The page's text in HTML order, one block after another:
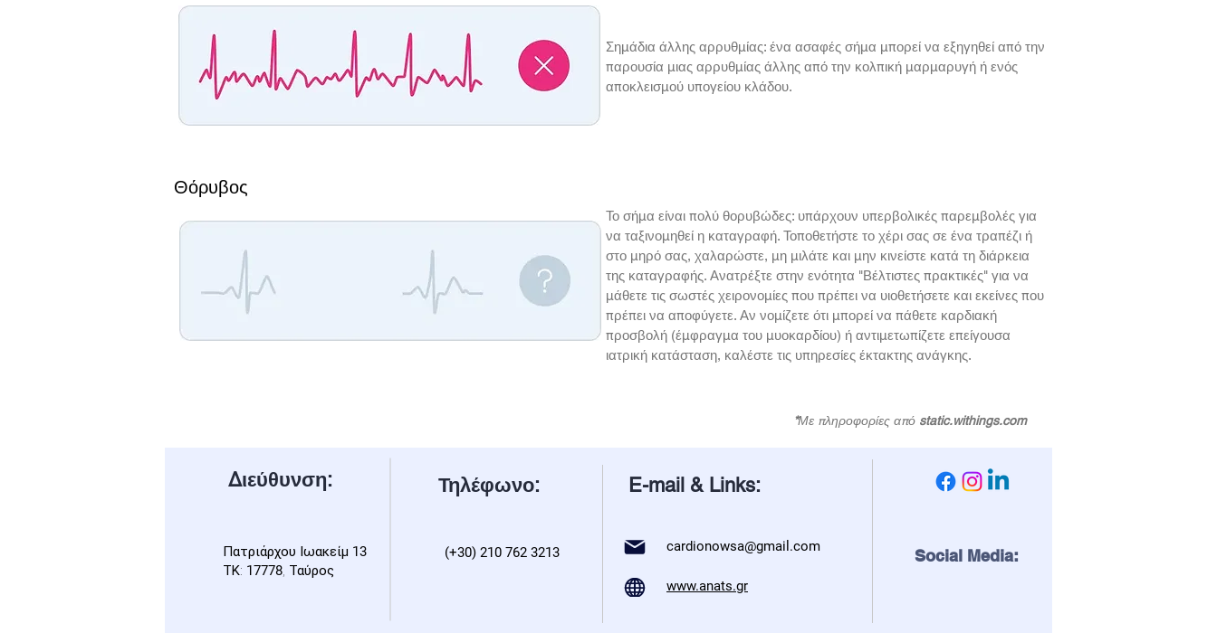
Σημάδια άλλης αρρυθμίας: ένα ασαφές σήμα μπορεί να εξηγηθεί από την
παρουσία μιας αρρυθμίας άλλης από την κολπική μαρμαρυγή ή ενός
αποκλεισμού υπογείου κλάδου.
Θόρυβος
Το σήμα είναι πολύ θορυβώδες: υπάρχουν υπερβολικές παρεμβολές για
να ταξινομηθεί η καταγραφή. Τοποθετήστε το χέρι σας σε ένα τραπέζι ή
στο μηρό σας, χαλαρώστε, μη μιλάτε και μην κινείστε κατά τη διάρκεια
της καταγραφής. Ανατρέξτε στην ενότητα "Βέλτιστες πρακτικές" για να
μάθετε τις σωστές χειρονομίες που πρέπει να υιοθετήσετε και εκείνες που
πρέπει να αποφύγετε. Αν νομίζετε ότι μπορεί να πάθετε καρδιακή
προσβολή (έμφραγμα του μυοκαρδίου) ή αντιμετωπίζετε επείγουσα
ιατρική κατάσταση, καλέστε τις υπηρεσίες έκτακτης ανάγκης.
*Με πληροφορίες από static.withings.com
Διεύθυνση: Τηλέφωνο:
Πατριάρχου Ιωακείμ 13
ΤΚ: 17778, Ταύρος
(+30) 210 762 3213
E-mail & Links:
cardionowsa@gmail.com
www.anats.gr
Social Media: